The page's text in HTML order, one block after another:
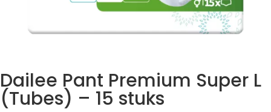
Dailee Pant Premium Super L
(Tubes) – 15 stuks